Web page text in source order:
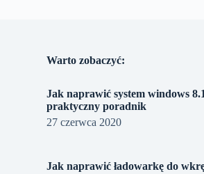
Warto zobaczyć:
Jak naprawić system windows
praktyczny poradnik
27 czerwca 2020
Jak naprawić ładowarkę do